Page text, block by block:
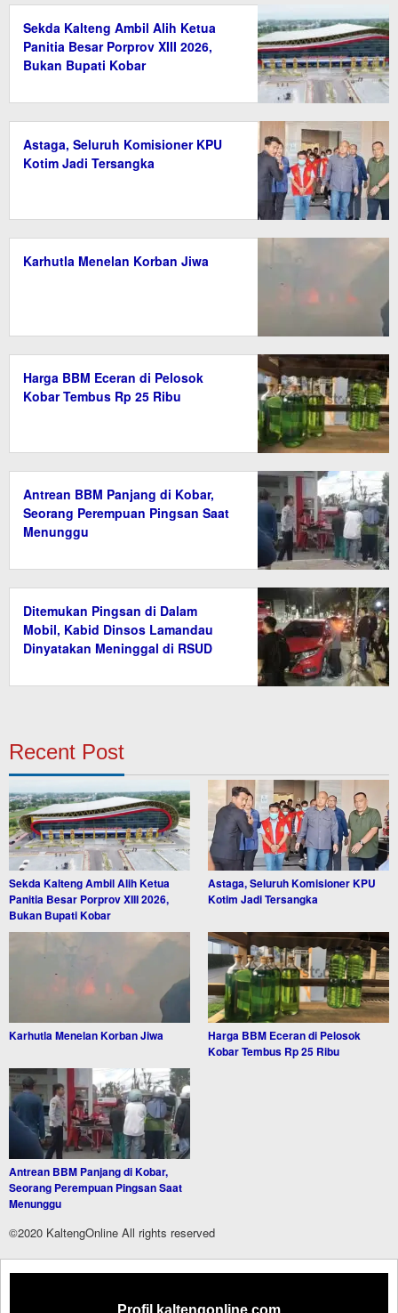
Sekda Kalteng Ambil Alih Ketua
Panitia Besar Porprov XIII 2026,
Bukan Bupati Kobar
Astaga, Seluruh Komisioner KPU
Kotim Jadi Tersangka
Karhutla Menelan Korban Jiwa
Harga BBM Eceran di Pelosok
Kobar Tembus Rp 25 Ribu
Antrean BBM Panjang di Kobar,
Seorang Perempuan Pingsan Saat
Menunggu
Ditemukan Pingsan di Dalam
Mobil, Kabid Dinsos Lamandau
Dinyatakan Meninggal di RSUD
Recent Post
Sekda Kalteng Ambil Alih Ketua
Panitia Besar Porprov XIII 2026,
Bukan Bupati Kobar
Astaga, Seluruh Komisioner KPU
Kotim Jadi Tersangka
Karhutla Menelan Korban Jiwa
Harga BBM Eceran di Pelosok
Kobar Tembus Rp 25 Ribu
Antrean BBM Panjang di Kobar,
Seorang Perempuan Pingsan Saat
Menunggu
©2020 KaltengOnline All rights reserved
Profil kaltengonline.com